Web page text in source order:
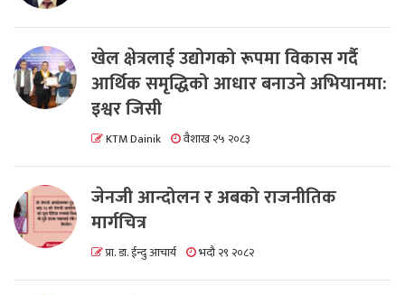
खेल क्षेत्रलाई उद्योगको रूपमा विकास गर्दै
आर्थिक समृद्धिको आधार बनाउने अभियानमा:
इश्वर जिसी
KTM Dainik वैशाख २५ २०८३
जेनजी आन्दोलन र अबको राजनीतिक
मार्गचित्र
प्रा. डा. ईन्दु आचार्य भदौ २९ २०८२